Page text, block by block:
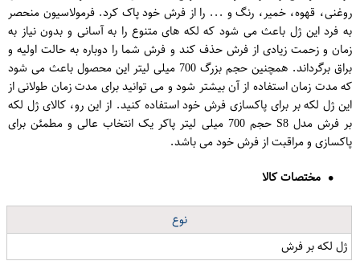
روغنی، قهوه، خمیر، رنگ و ... را از فرش خود پاک کرد. فرمولاسیون منحصر
به فرد این ژل باعث می شود که لکه های متنوع را به آسانی و بدون نیاز به
زمان و زحمت زیادی از فرش حذف کند و فرش شما را دوباره به حالت اولیه و
براق برگرداند. همچنین حجم بزرگ 700 میلی لیتر این محصول باعث می شود
که مدت زمان استفاده از آن بیشتر شود و می توانید برای مدت زمان طولانی از
این ژل لکه بر برای پاکسازی فرش خود استفاده کنید. از این رو، کالای ژل لکه
بر فرش مدل S8 حجم 700 میلی لیتر پاکر یک انتخاب عالی و مطمئن برای
پاکسازی و مراقبت از فرش خود می باشد.
مختصات کالا
نوع
ژل لکه بر فرش